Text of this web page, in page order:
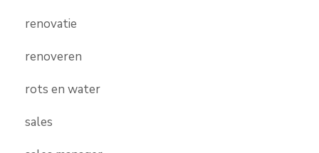
renovatie
renoveren
rots en water
sales